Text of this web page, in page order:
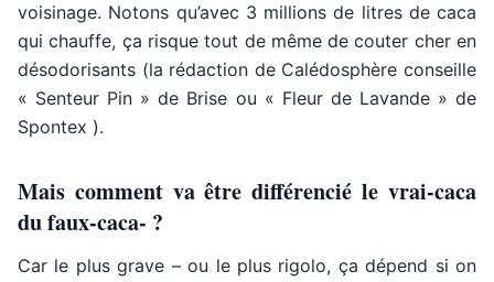
voisinage. Notons qu’avec 3 millions de litres de caca
qui chauffe, ça risque tout de même de couter cher en
désodorisants (la rédaction de Calédosphère conseille
« Senteur Pin » de Brise ou « Fleur de Lavande » de
Spontex ).
Mais comment va être différencié le vrai-caca
du faux-caca- ?
Car le plus grave – ou le plus rigolo, ça dépend si on